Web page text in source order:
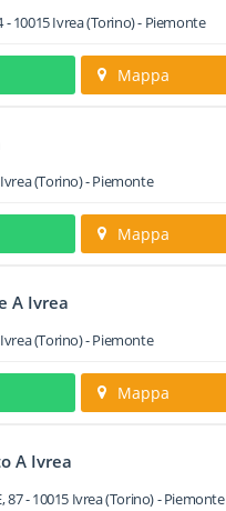
-10015Ivrea(Torino) - Piemonte
Mappa
Ivrea(Torino) -Piemonte
Mappa
A Ivrea
Ivrea(Torino) -Piemonte
Mappa
A Ivrea
87-10015 Ivrea(Torino) -Piemonte